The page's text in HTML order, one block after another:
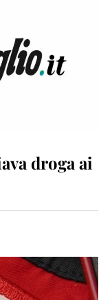
droga ai